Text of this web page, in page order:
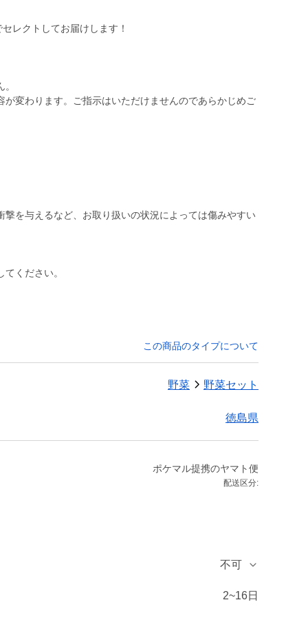
レクトしてお届けします！
変わります。ご指示はいただけませんのであらかじめご
を与えるなど、お取り扱いの状況によっては傷みやすい
ください。
この商品のタイプについて
野菜 野菜セット
徳島県
ポケマル提携のヤマト便
配送区分:
不可
2~16日